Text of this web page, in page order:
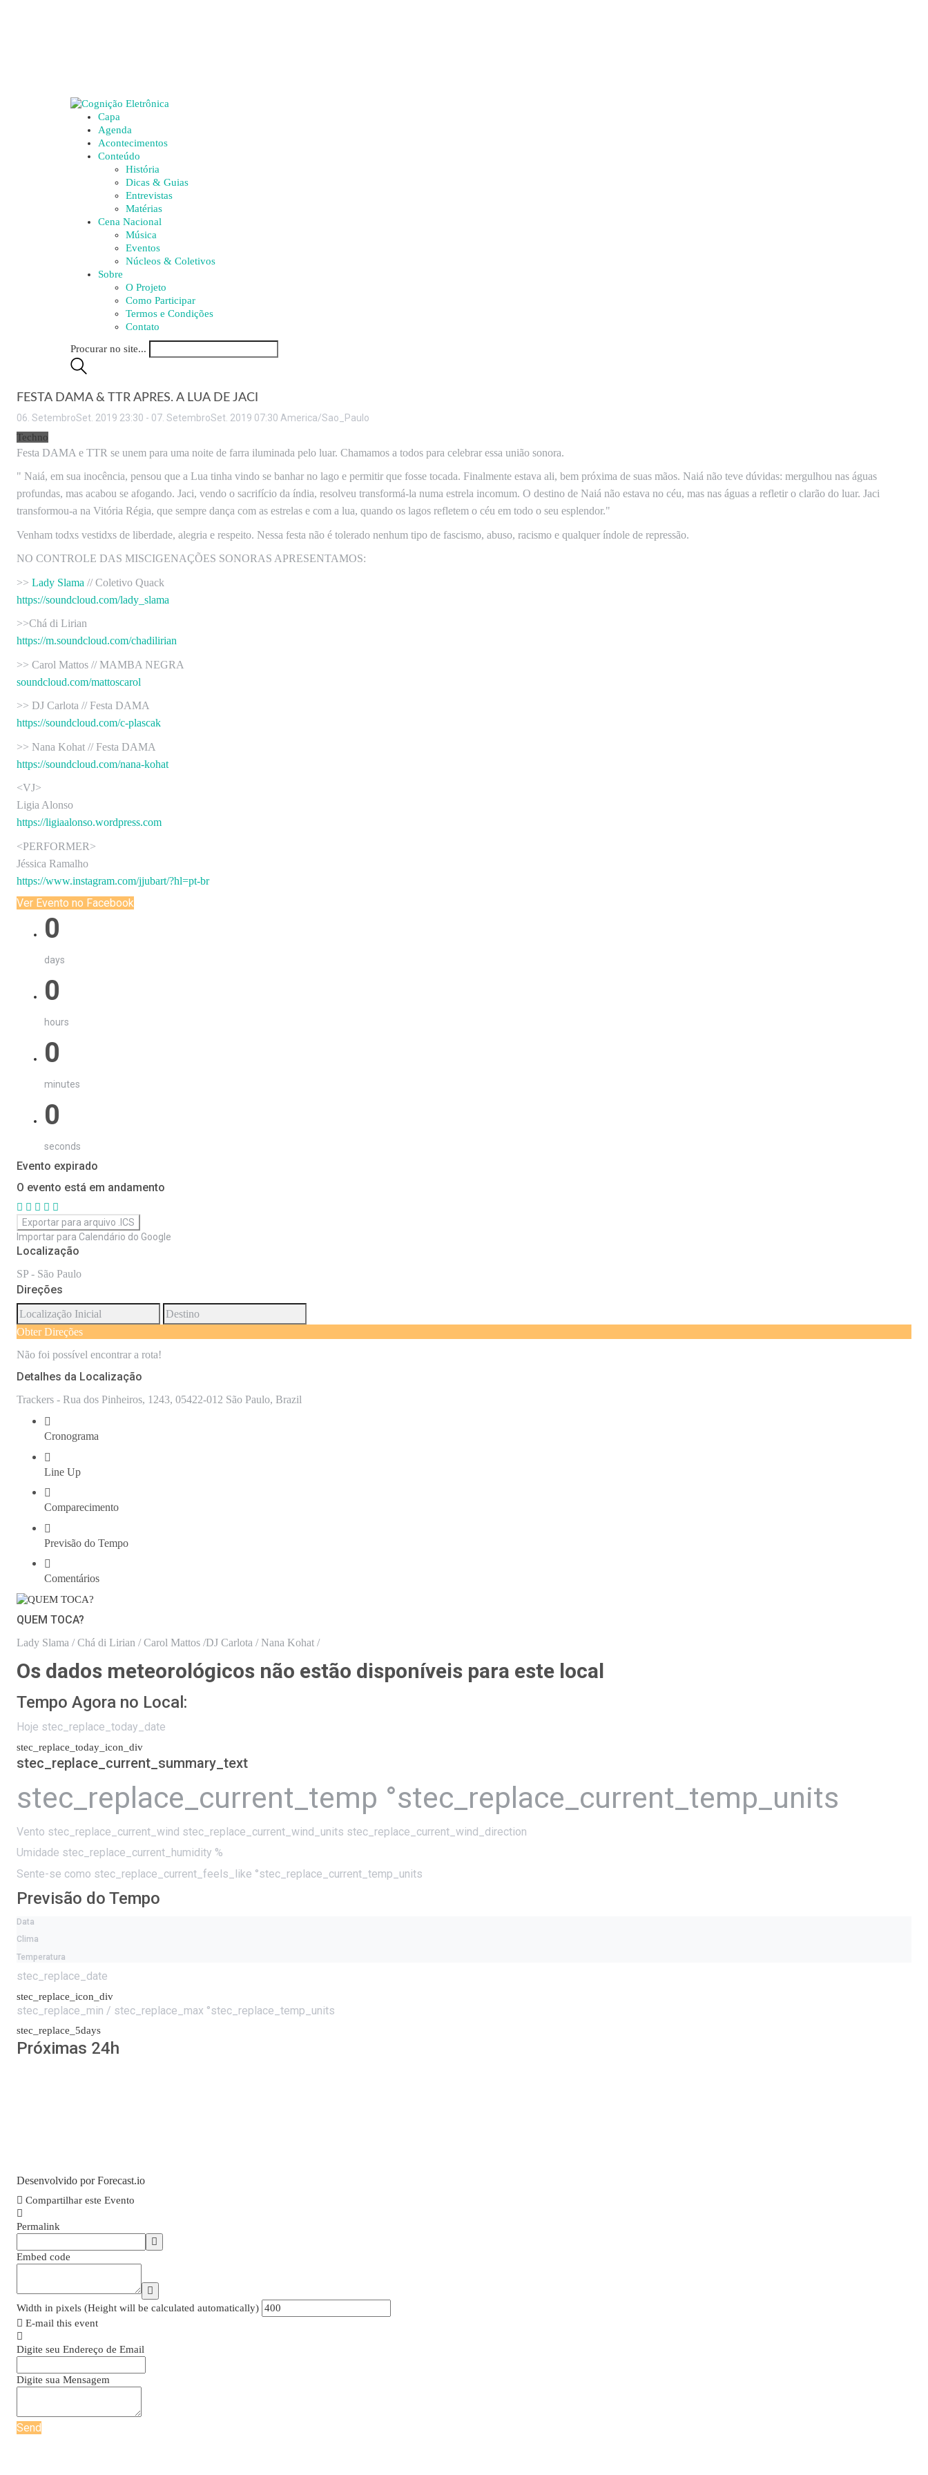
Capa
Agenda
Acontecimentos
Conteúdo
História
Dicas & Guias
Entrevistas
Matérias
Cena Nacional
Música
Eventos
Núcleos & Coletivos
Sobre
O Projeto
Como Participar
Termos e Condições
Contato
Procurar no site...
FESTA DAMA & TTR APRES. A LUA DE JACI
06 SetembroSet 2019 23:30 - 07 SetembroSet 2019 07:30 America/Sao_Paulo
Techno
Festa DAMA e TTR se unem para uma noite de farra iluminada pelo luar. Chamamos a todos para celebrar essa união sonora.
" Naiá, em sua inocência, pensou que a Lua tinha vindo se banhar no lago e permitir que fosse tocada. Finalmente estava ali, bem próxima de suas mãos. Naiá não teve dúvidas: mergulhou nas águas
profundas, mas acabou se afogando. Jaci, vendo o sacrifício da índia, resolveu transformá-la numa estrela incomum. O destino de Naiá não estava no céu, mas nas águas a refletir o clarão do luar. Jaci
transformou-a na Vitória Régia, que sempre dança com as estrelas e com a lua, quando os lagos refletem o céu em todo o seu esplendor."
Venham todxs vestidxs de liberdade, alegria e respeito. Nessa festa não é tolerado nenhum tipo de fascismo, abuso, racismo e qualquer índole de repressão.
NO CONTROLE DAS MISCIGENAÇÕES SONORAS APRESENTAMOS:
>> Lady Slama // Coletivo Quack
https://soundcloud.com/lady_slama
>>Chá di Lirian
https://m.soundcloud.com/chadilirian
>> Carol Mattos // MAMBA NEGRA
soundcloud.com/mattoscarol
>> DJ Carlota // Festa DAMA
https://soundcloud.com/c-plascak
>> Nana Kohat // Festa DAMA
https://soundcloud.com/nana-kohat
<VJ>
Ligia Alonso
https://ligiaalonso.wordpress.com
<PERFORMER>
Jéssica Ramalho
https://www.instagram.com/jjubart/?hl=pt-br
Ver Evento no Facebook
0
days
0
hours
0
minutes
0
seconds
Evento expirado
O evento está em andamento
Exportar para arquivo .ICS
Importar para Calendário do Google
Localização
SP - São Paulo
Direções
Obter Direções
Não foi possível encontrar a rota!
Detalhes da Localização
Trackers - Rua dos Pinheiros, 1243, 05422-012 São Paulo, Brazil
Cronograma
Line Up
Comparecimento
Previsão do Tempo
Comentários
QUEM TOCA?
Lady Slama / Chá di Lirian / Carol Mattos /DJ Carlota / Nana Kohat /
Os dados meteorológicos não estão disponíveis para este local
Tempo Agora no Local:
Hoje stec_replace_today_date
stec_replace_today_icon_div
stec_replace_current_summary_text
stec_replace_current_temp °stec_replace_current_temp_units
Vento stec_replace_current_wind stec_replace_current_wind_units stec_replace_current_wind_direction
Umidade stec_replace_current_humidity %
Sente-se como stec_replace_current_feels_like °stec_replace_current_temp_units
Previsão do Tempo
Data
Clima
Temperatura
stec_replace_date
stec_replace_icon_div
stec_replace_min / stec_replace_max °stec_replace_temp_units
stec_replace_5days
Próximas 24h
Desenvolvido por Forecast.io
Compartilhar este Evento
Permalink
Embed code
Width in pixels (Height will be calculated automatically)
E-mail this event
Digite seu Endereço de Email
Digite sua Mensagem
Send